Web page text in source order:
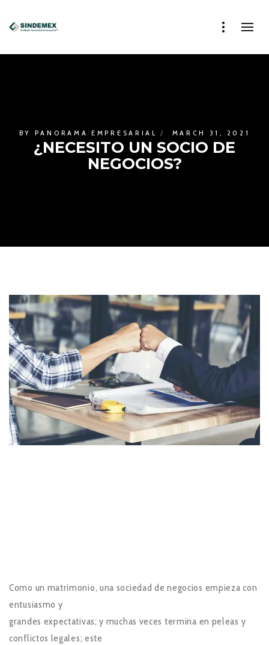
BY PANORAMA EMPRESARIAL MARCH 31, 2021
¿NECESITO UN SOCIO DE
NEGOCIOS?
Como un matrimonio, una sociedad de negocios empieza con
entusiasmo y
grandes expectativas; y muchas veces termina en peleas y
conflictos legales; este